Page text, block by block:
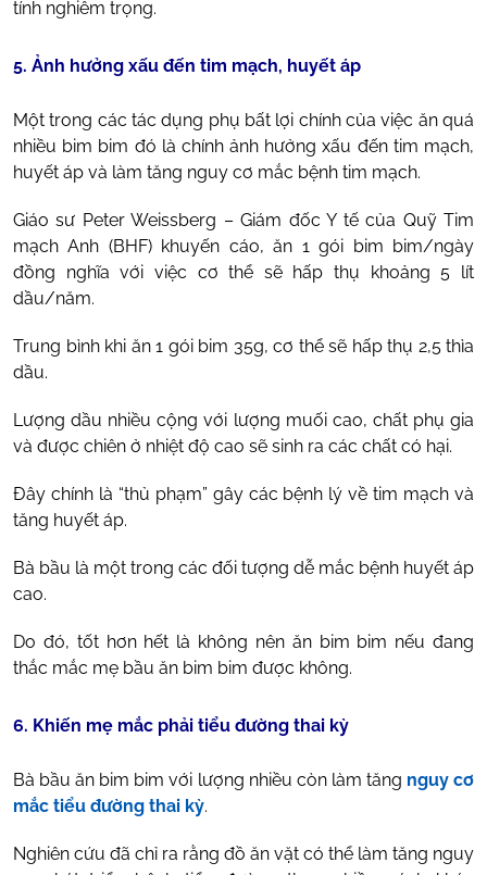
tính nghiêm trọng.
5. Ảnh hưởng xấu đến tim mạch, huyết áp
Một trong các tác dụng phụ bất lợi chính của việc ăn quá
nhiều bim bim đó là chính ảnh hưởng xấu đến tim mạch,
huyết áp và làm tăng nguy cơ mắc bệnh tim mạch.
Giáo sư Peter Weissberg – Giám đốc Y tế của Quỹ Tim
mạch Anh (BHF) khuyến cáo, ăn 1 gói bim bim/ngày
đồng nghĩa với việc cơ thể sẽ hấp thụ khoảng 5 lít
dầu/năm.
Trung bình khi ăn 1 gói bim 35g, cơ thể sẽ hấp thụ 2,5 thìa
dầu.
Lượng dầu nhiều cộng với lượng muối cao, chất phụ gia
và được chiên ở nhiệt độ cao sẽ sinh ra các chất có hại.
Đây chính là “thủ phạm” gây các bệnh lý về tim mạch và
tăng huyết áp.
Bà bầu là một trong các đối tượng dễ mắc bệnh huyết áp
cao.
Do đó, tốt hơn hết là không nên ăn bim bim nếu đang
thắc mắc mẹ bầu ăn bim bim được không.
6. Khiến mẹ mắc phải tiểu đường thai kỳ
Bà bầu ăn bim bim với lượng nhiều còn làm tăng nguy cơ
mắc tiểu đường thai kỳ.
Nghiên cứu đã chỉ ra rằng đồ ăn vặt có thể làm tăng nguy